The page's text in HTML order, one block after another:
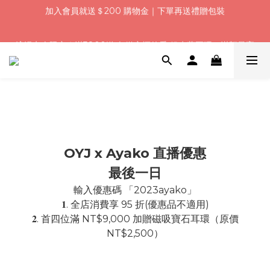
浪漫七夕限定｜滿3800送 象徵永恆的愛 銀杏葉耳環，滿額最高
折520
OYJ x Ayako 直播優惠
最後一日
輸入優惠碼 「2023ayako」
𝟏. 全店消費享 95 折(優惠品不適用)
𝟐. 首四位滿 NT$9,000 加贈磁吸寶石耳環（原價
NT$2,500）